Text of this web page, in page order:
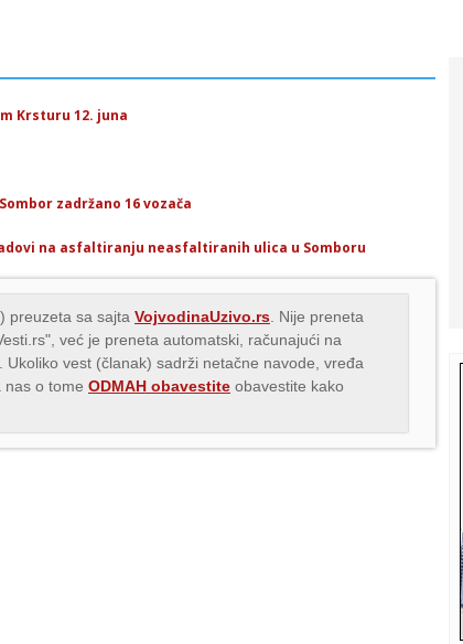
Krsturu 12. juna
zadržano 16 vozača
na asfaltiranju neasfaltiranih ulica u Somboru
preuzeta sa sajta VojvodinaUzivo.rs . Nije preneta
već je preneta automatski, računajući na
. Ukoliko vest (članak) sadrži netačne navode, vređa
nas o tome ODMAH obavestite obavestite kako